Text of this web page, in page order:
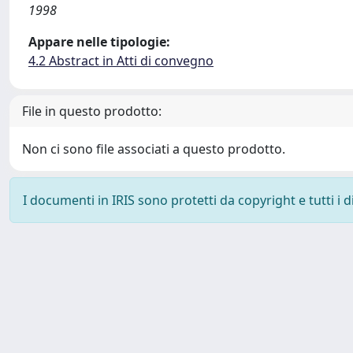
1998
Appare nelle tipologie:
4.2 Abstract in Atti di convegno
File in questo prodotto:
Non ci sono file associati a questo prodotto.
I documenti in IRIS sono protetti da copyright e tutti i